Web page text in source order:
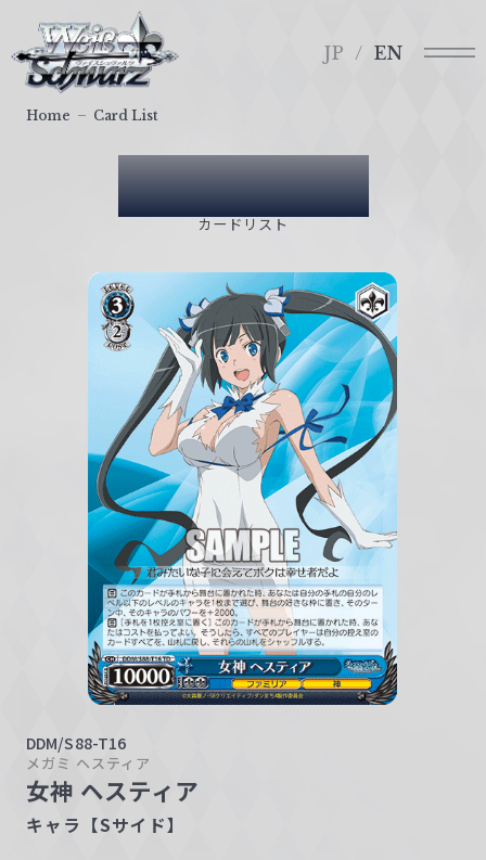
ァ
イ
JP EN
Card List
カードリスト
Home Card List
DDM/S88-T16
メガミ ヘスティア
女神 ヘスティア
キャラ【Sサイド】